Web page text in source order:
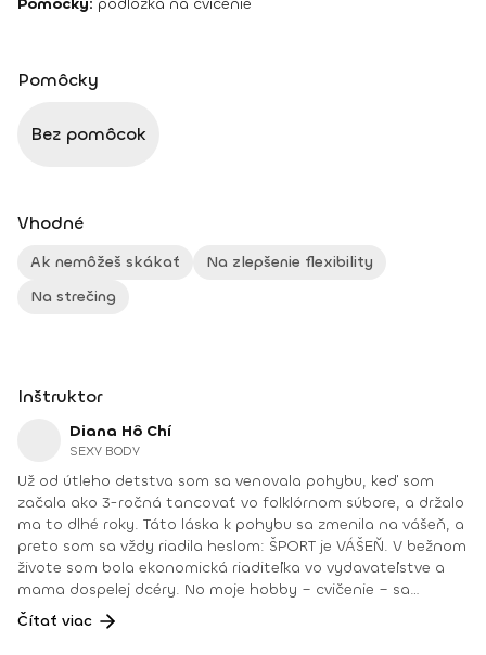
Pomôcky
Bez pomôcok
Vhodné
Ak nemôžeš skákať
Na zlepšenie flexibility
Na strečing
Inštruktor
Diana Hô Chí
SEXY BODY
Už od útleho detstva som sa venovala pohybu, keď som
začala ako 3-ročná tancovať vo folklórnom súbore, a držalo
ma to dlhé roky. Táto láska k pohybu sa zmenila na vášeň, a
preto som sa vždy riadila heslom: ŠPORT je VÁŠEŇ. V bežnom
živote som bola ekonomická riaditeľka vo vydavateľstve a
mama dospelej dcéry. No moje hobby – cvičenie – sa
dostávalo do popredia už dlhé roky. Takmer dennodenne
som viedla skupinové tréningy a pre svojich klientov som
Čítať viac